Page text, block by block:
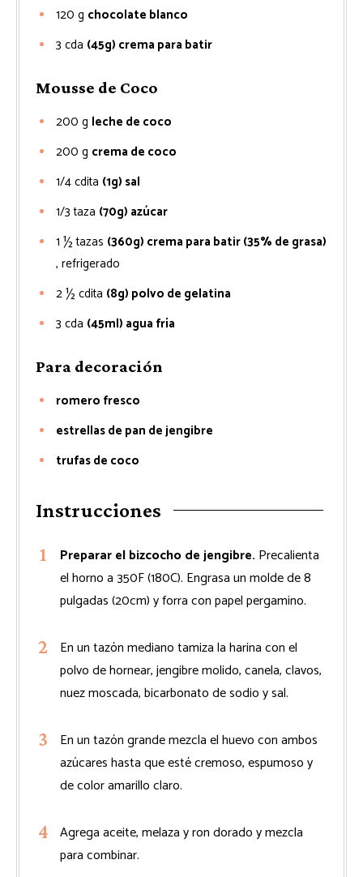
120 g chocolate blanco
3 cda (45g) crema para batir
Mousse de Coco
200 g leche de coco
200 g crema de coco
1/4cdita (1g) sal
1/3 taza (70g) azúcar
1 ½tazas (360g) crema para batir (35% de grasa)
, refrigerado
2 ½cdita (8g) polvo de gelatina
3 cda (45ml) agua fría
Para decoración
romero fresco
estrellas de pan de jengibre
trufas de coco
Instrucciones
Preparar el bizcocho de jengibre. Precalienta
el horno a 350F (180C). Engrasa un molde de 8
pulgadas (20cm) y forra con papel pergamino.
En un tazón mediano tamiza la harina con el
polvo de hornear, jengibre molido, canela, clavos,
nuez moscada, bicarbonato de sodio y sal.
En un tazón grande mezcla el huevo con ambos
azúcares hasta que esté cremoso, espumoso y
de color amarillo claro.
Agrega aceite, melaza y ron dorado y mezcla
para combinar.